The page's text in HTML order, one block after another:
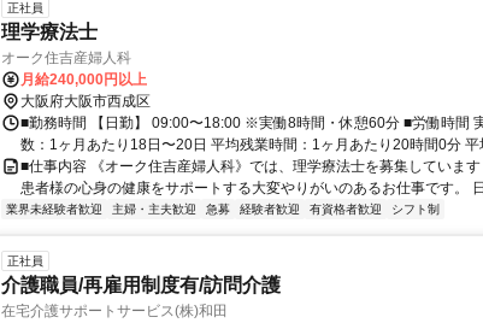
正社員
理学療法士
オーク住吉産婦人科
月給240,000円以上
大阪府大阪市西成区
■勤務時間 【日勤】 09:00〜18:00 ※実働8時間・休憩60分 ■労働時間
数：1ヶ月あたり18日〜20日 平均残業時間：1ヶ月あたり20時間0分 平
■仕事内容 《オーク住吉産婦人科》では、理学療法士を募集していま
患者様の心身の健康をサポートする大変やりがいのあるお仕事です。
業界未経験者歓迎 主婦・主夫歓迎 急募 経験者歓迎 有資格者歓迎 シフト制
正社員
介護職員/再雇用制度有/訪問介護
在宅介護サポートサービス(株)和田